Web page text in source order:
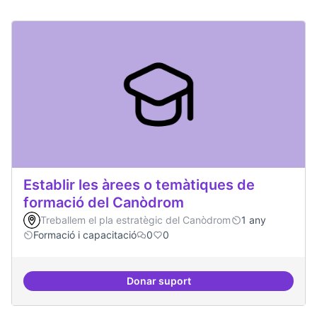
Establir les àrees o temàtiques de
formació del Canòdrom
Treballem el pla estratègic del Canòdrom
1 any
Formació i capacitació
0 0
Donar suportEstablir les àrees o temàtiques